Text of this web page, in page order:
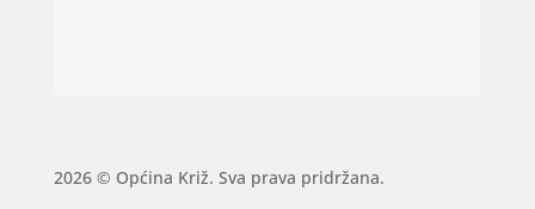
2026 © Općina Križ. Sva prava pridržana.